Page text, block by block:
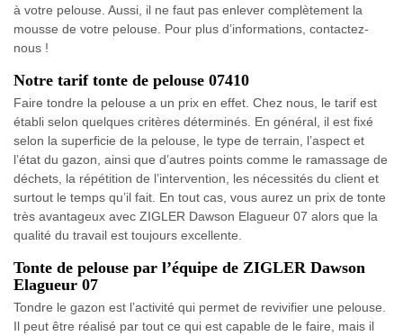
à votre pelouse. Aussi, il ne faut pas enlever complètement la
mousse de votre pelouse. Pour plus d’informations, contactez-
nous !
Notre tarif tonte de pelouse 07410
Faire tondre la pelouse a un prix en effet. Chez nous, le tarif est
établi selon quelques critères déterminés. En général, il est fixé
selon la superficie de la pelouse, le type de terrain, l’aspect et
l’état du gazon, ainsi que d’autres points comme le ramassage de
déchets, la répétition de l’intervention, les nécessités du client et
surtout le temps qu’il fait. En tout cas, vous aurez un prix de tonte
très avantageux avec ZIGLER Dawson Elagueur 07 alors que la
qualité du travail est toujours excellente.
Tonte de pelouse par l’équipe de ZIGLER Dawson
Elagueur 07
Tondre le gazon est l’activité qui permet de revivifier une pelouse.
Il peut être réalisé par tout ce qui est capable de le faire, mais il